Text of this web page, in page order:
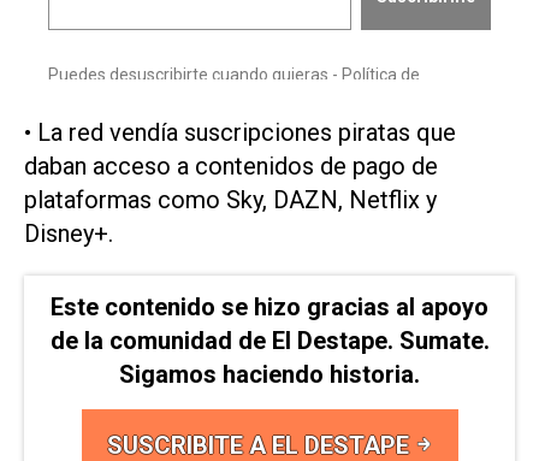
• La red vendía suscripciones piratas que
daban acceso a ​contenidos ‌de pago de
plataformas como Sky, DAZN, Netflix y
Disney+.
Este contenido se hizo gracias al apoyo
de la comunidad de El Destape. Sumate.
Sigamos haciendo historia.
SUSCRIBITE A EL DESTAPE